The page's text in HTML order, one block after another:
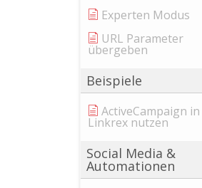
Experten Modus
URL Parameter
übergeben
Beispiele
ActiveCampaign in
Linkrex nutzen
Social Media &
Automationen